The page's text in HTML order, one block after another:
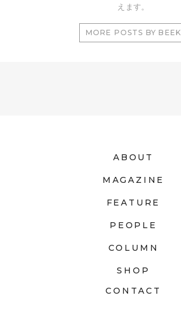
えます。
MORE POSTS BY BEEK
ABOUT
MAGAZINE
FEATURE
PEOPLE
COLUMN
SHOP
CONTACT